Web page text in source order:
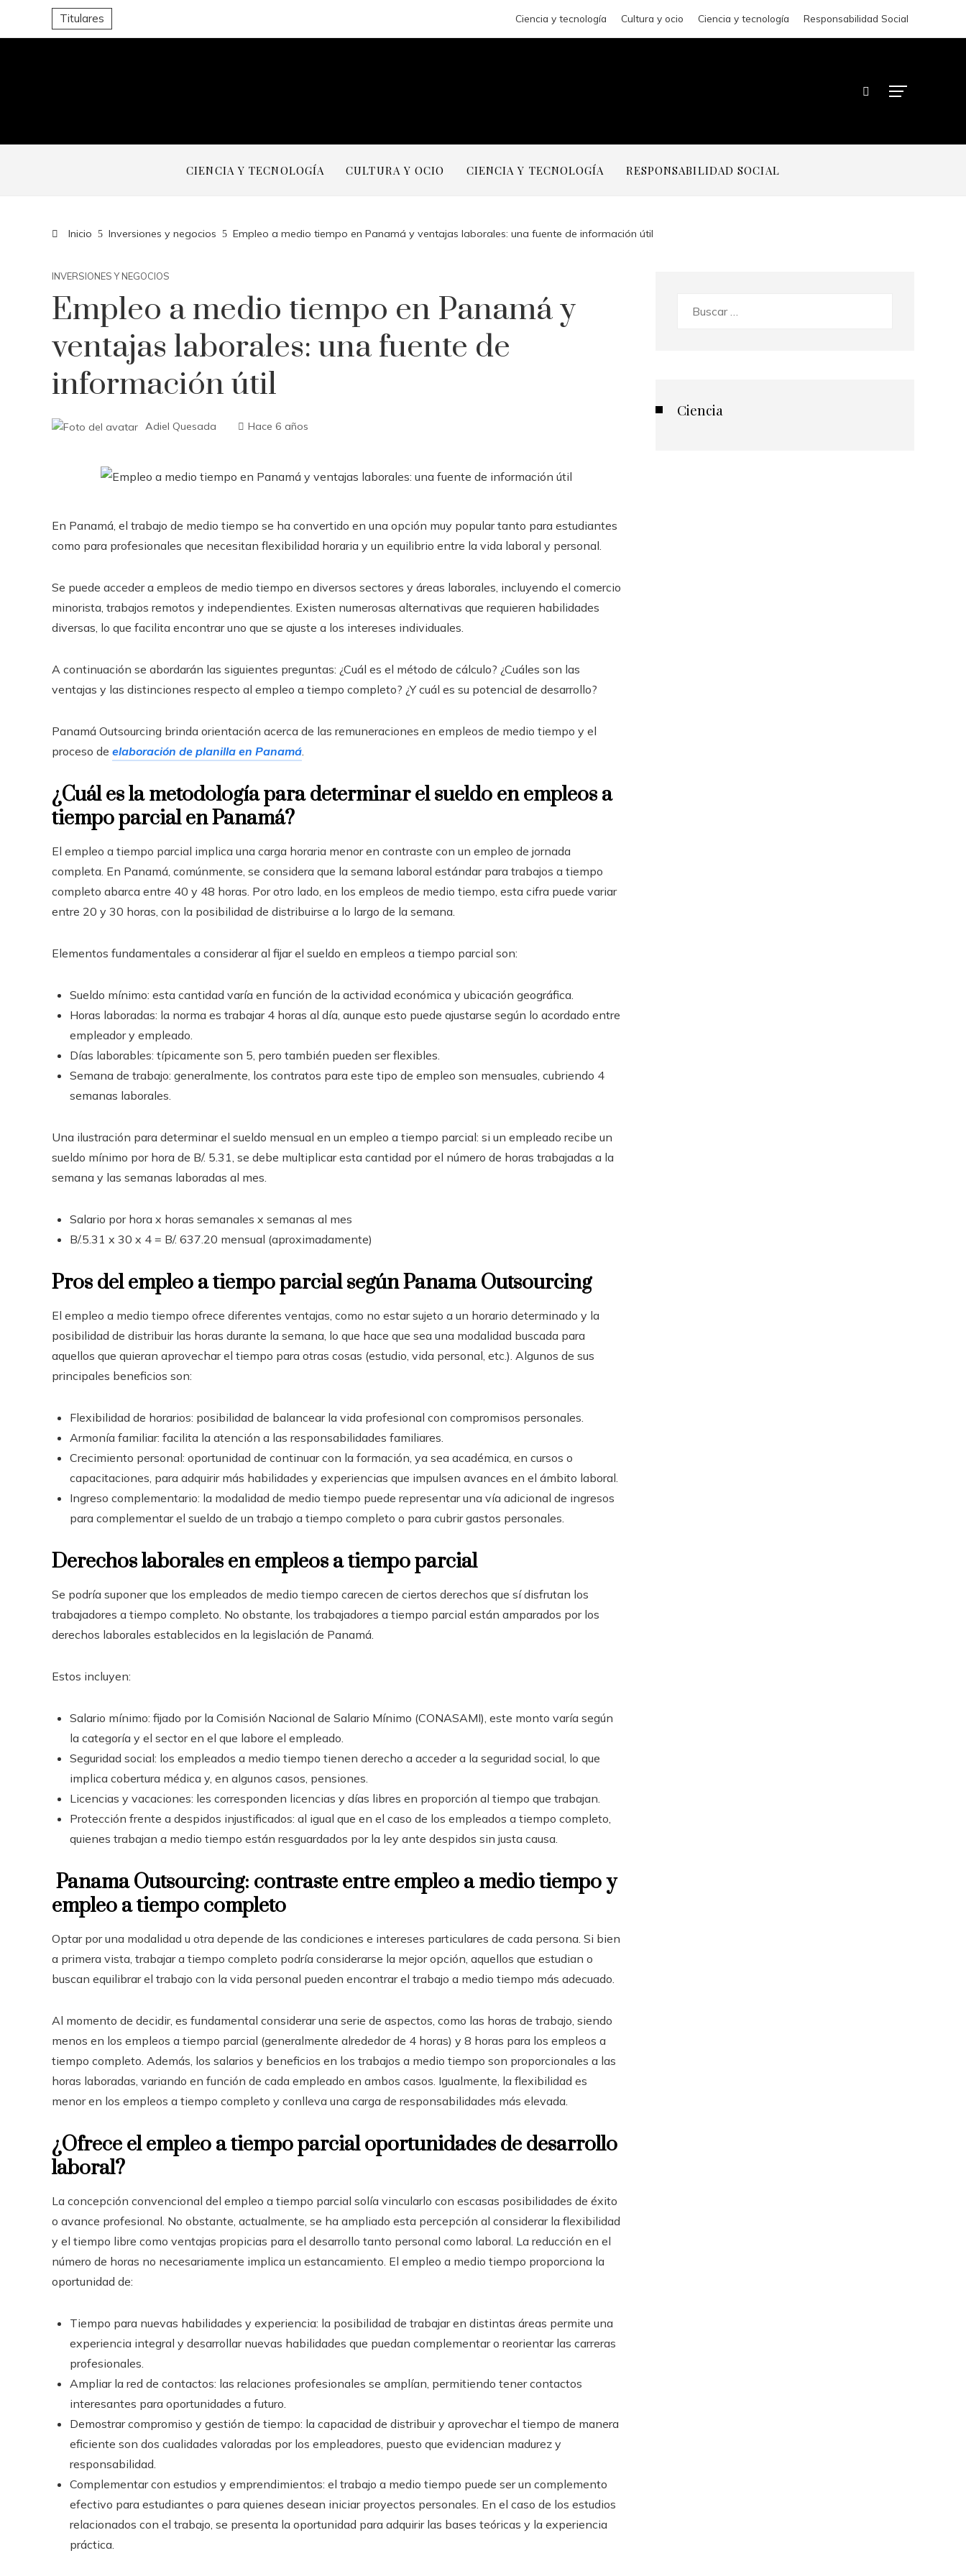
Titulares Ciencia y tecnología Cultura y ocio Ciencia y tecnología Responsabilidad Social
CIENCIA Y TECNOLOGÍA CULTURA Y OCIO CIENCIA Y TECNOLOGÍA RESPONSABILIDAD SOCIAL
Inicio Inversiones y negocios Empleo a medio tiempo en Panamá y ventajas laborales: una fuente de información útil
INVERSIONES Y NEGOCIOS
Empleo a medio tiempo en Panamá y
ventajas laborales: una fuente de
información útil
Adiel Quesada Hace 6 años
En Panamá, el trabajo de medio tiempo se ha convertido en una opción muy popular tanto para estudiantes
como para profesionales que necesitan flexibilidad horaria y un equilibrio entre la vida laboral y personal.
Se puede acceder a empleos de medio tiempo en diversos sectores y áreas laborales, incluyendo el comercio
minorista, trabajos remotos y independientes. Existen numerosas alternativas que requieren habilidades
diversas, lo que facilita encontrar uno que se ajuste a los intereses individuales.
A continuación se abordarán las siguientes preguntas: ¿Cuál es el método de cálculo? ¿Cuáles son las
ventajas y las distinciones respecto al empleo a tiempo completo? ¿Y cuál es su potencial de desarrollo?
Panamá Outsourcing brinda orientación acerca de las remuneraciones en empleos de medio tiempo y el
proceso de elaboración de planilla en Panamá
¿Cuál es la metodología para determinar el sueldo en empleos a
tiempo parcial en Panamá?
El empleo a tiempo parcial implica una carga horaria menor en contraste con un empleo de jornada
completa. En Panamá, comúnmente, se considera que la semana laboral estándar para trabajos a tiempo
completo abarca entre 40 y 48 horas. Por otro lado, en los empleos de medio tiempo, esta cifra puede variar
entre 20 y 30 horas, con la posibilidad de distribuirse a lo largo de la semana.
Elementos fundamentales a considerar al fijar el sueldo en empleos a tiempo parcial son:
Sueldo mínimo: esta cantidad varía en función de la actividad económica y ubicación geográfica.
Horas laboradas: la norma es trabajar 4 horas al día, aunque esto puede ajustarse según lo acordado entre
empleador y empleado.
Días laborables: típicamente son 5, pero también pueden ser flexibles.
Semana de trabajo: generalmente, los contratos para este tipo de empleo son mensuales, cubriendo 4
semanas laborales.
Una ilustración para determinar el sueldo mensual en un empleo a tiempo parcial: si un empleado recibe un
sueldo mínimo por hora de B/. 5.31, se debe multiplicar esta cantidad por el número de horas trabajadas a la
semana y las semanas laboradas al mes.
Salario por hora x horas semanales x semanas al mes
B/.5.31 x 30 x 4 = B/. 637.20 mensual (aproximadamente)
Pros del empleo a tiempo parcial según Panama Outsourcing
El empleo a medio tiempo ofrece diferentes ventajas, como no estar sujeto a un horario determinado y la
posibilidad de distribuir las horas durante la semana, lo que hace que sea una modalidad buscada para
aquellos que quieran aprovechar el tiempo para otras cosas (estudio, vida personal, etc.). Algunos de sus
principales beneficios son:
Flexibilidad de horarios: posibilidad de balancear la vida profesional con compromisos personales.
Armonía familiar: facilita la atención a las responsabilidades familiares.
Crecimiento personal: oportunidad de continuar con la formación, ya sea académica, en cursos o
capacitaciones, para adquirir más habilidades y experiencias que impulsen avances en el ámbito laboral.
Ingreso complementario: la modalidad de medio tiempo puede representar una vía adicional de ingresos
para complementar el sueldo de un trabajo a tiempo completo o para cubrir gastos personales.
Derechos laborales en empleos a tiempo parcial
Se podría suponer que los empleados de medio tiempo carecen de ciertos derechos que sí disfrutan los
trabajadores a tiempo completo. No obstante, los trabajadores a tiempo parcial están amparados por los
derechos laborales establecidos en la legislación de Panamá.
Estos incluyen:
Salario mínimo: fijado por la Comisión Nacional de Salario Mínimo (CONASAMI), este monto varía según
la categoría y el sector en el que labore el empleado.
Seguridad social: los empleados a medio tiempo tienen derecho a acceder a la seguridad social, lo que
implica cobertura médica y, en algunos casos, pensiones.
Licencias y vacaciones: les corresponden licencias y días libres en proporción al tiempo que trabajan.
Protección frente a despidos injustificados: al igual que en el caso de los empleados a tiempo completo,
quienes trabajan a medio tiempo están resguardados por la ley ante despidos sin justa causa.
Panama Outsourcing: contraste entre empleo a medio tiempo y
empleo a tiempo completo
Optar por una modalidad u otra depende de las condiciones e intereses particulares de cada persona. Si bien
a primera vista, trabajar a tiempo completo podría considerarse la mejor opción, aquellos que estudian o
buscan equilibrar el trabajo con la vida personal pueden encontrar el trabajo a medio tiempo más adecuado.
Al momento de decidir, es fundamental considerar una serie de aspectos, como las horas de trabajo, siendo
menos en los empleos a tiempo parcial (generalmente alrededor de 4 horas) y 8 horas para los empleos a
tiempo completo. Además, los salarios y beneficios en los trabajos a medio tiempo son proporcionales a las
horas laboradas, variando en función de cada empleado en ambos casos. Igualmente, la flexibilidad es
menor en los empleos a tiempo completo y conlleva una carga de responsabilidades más elevada.
¿Ofrece el empleo a tiempo parcial oportunidades de desarrollo
laboral?
La concepción convencional del empleo a tiempo parcial solía vincularlo con escasas posibilidades de éxito
o avance profesional. No obstante, actualmente, se ha ampliado esta percepción al considerar la flexibilidad
y el tiempo libre como ventajas propicias para el desarrollo tanto personal como laboral. La reducción en el
número de horas no necesariamente implica un estancamiento. El empleo a medio tiempo proporciona la
oportunidad de:
Tiempo para nuevas habilidades y experiencia: la posibilidad de trabajar en distintas áreas permite una
experiencia integral y desarrollar nuevas habilidades que puedan complementar o reorientar las carreras
profesionales.
Ampliar la red de contactos: las relaciones profesionales se amplían, permitiendo tener contactos
interesantes para oportunidades a futuro.
Demostrar compromiso y gestión de tiempo: la capacidad de distribuir y aprovechar el tiempo de manera
eficiente son dos cualidades valoradas por los empleadores, puesto que evidencian madurez y
responsabilidad.
Complementar con estudios y emprendimientos: el trabajo a medio tiempo puede ser un complemento
efectivo para estudiantes o para quienes desean iniciar proyectos personales. En el caso de los estudios
relacionados con el trabajo, se presenta la oportunidad para adquirir las bases teóricas y la experiencia
práctica.
Ciencia